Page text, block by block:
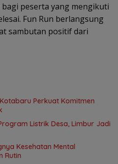
peserta yang mengikuti
Fun Run berlangsung
sambutan positif dari
Perkuat Komitmen
Listrik Desa, Limbur Jadi
Kesehatan Mental
Rutin